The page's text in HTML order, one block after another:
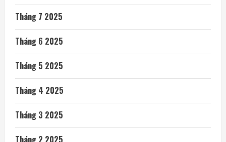
Tháng 7 2025
Tháng 6 2025
Tháng 5 2025
Tháng 4 2025
Tháng 3 2025
Tháng 2 2025